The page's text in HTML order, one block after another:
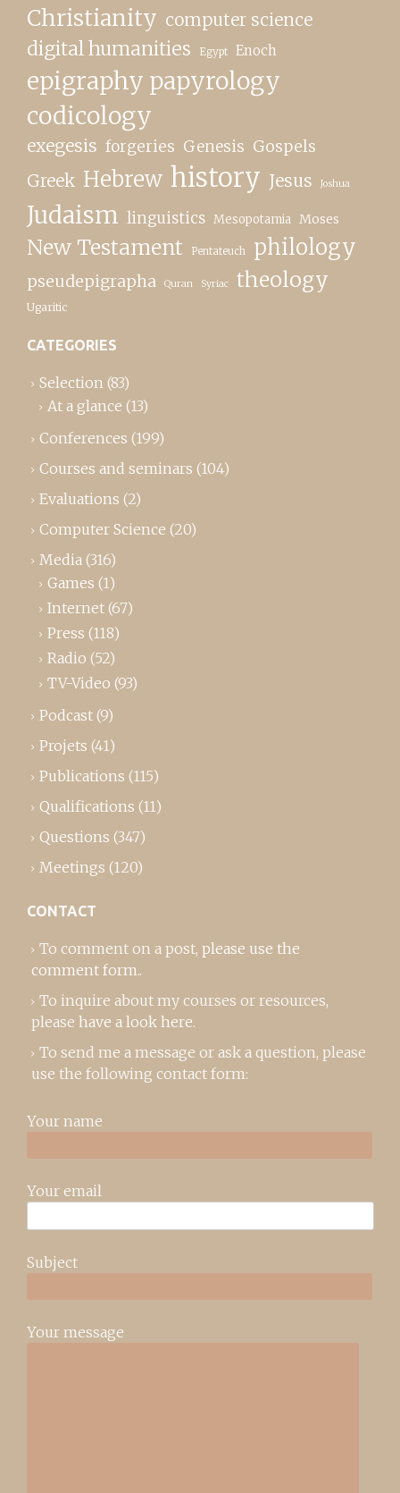
Christianity computer science
digital humanities Egypt Enoch
epigraphy papyrology
codicology
exegesis forgeries Genesis Gospels
Greek Hebrew history Jesus Joshua
Judaism linguistics Mesopotamia Moses
New Testament Pentateuch philology
pseudepigrapha Quran Syriac theology
Ugaritic
CATEGORIES
Selection (83)
At a glance (13)
Conferences (199)
Courses and seminars (104)
Evaluations (2)
Computer Science (20)
Media (316)
Games (1)
Internet (67)
Press (118)
Radio (52)
TV-Video (93)
Podcast (9)
Projets (41)
Publications (115)
Qualifications (11)
Questions (347)
Meetings (120)
CONTACT
To comment on a post, please use the
comment form..
To inquire about my courses or resources,
please have a look here.
To send me a message or ask a question, please
use the following contact form:
Your name
Your email
Subject
Your message